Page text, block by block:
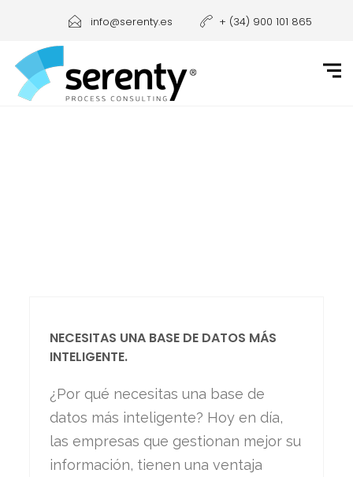
info@serenty.es + (34) 900 101 865
NECESITAS UNA BASE DE DATOS MÁS
INTELIGENTE.
¿Por qué necesitas una base de
datos más inteligente? Hoy en día,
las empresas que gestionan mejor su
información, tienen una ventaja